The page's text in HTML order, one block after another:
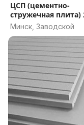
ЦСП (цементно-
стружечная
фибролитовая
GreenBoard
Минск, Заводской